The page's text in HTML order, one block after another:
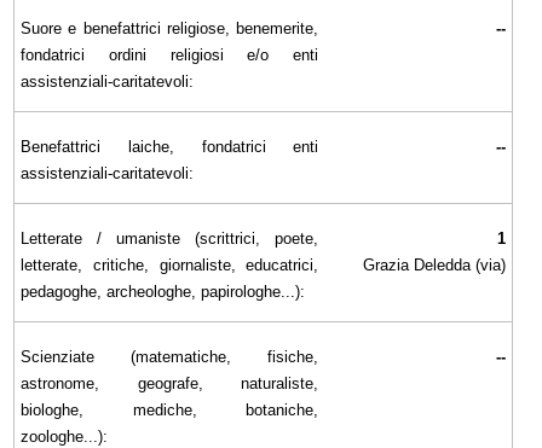
Suore e benefattrici religiose, benemerite,
fondatrici ordini religiosi e/o enti
assistenziali-caritatevoli:
--
Benefattrici laiche, fondatrici enti
assistenziali-caritatevoli:
--
Letterate / umaniste (scrittrici, poete,
letterate, critiche, giornaliste, educatrici,
pedagoghe, archeologhe, papirologhe...):
1
Grazia Deledda (via)
Scienziate (matematiche, fisiche,
astronome, geografe, naturaliste,
biologhe, mediche, botaniche,
zoologhe...):
--